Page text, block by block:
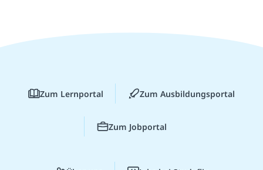
Zum Lernportal Zum Ausbildungsportal
Zum Jobportal